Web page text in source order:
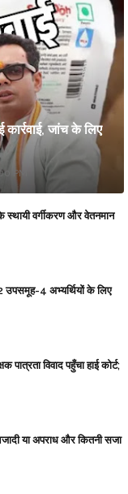
जांच के लिए
PM
स्थायी वर्गीकरण और वेतनमान
4 अभ्यर्थियों के लिए
पात्रता विवाद पहुँचा हाई कोर्ट;
या अपराध और कितनी सजा